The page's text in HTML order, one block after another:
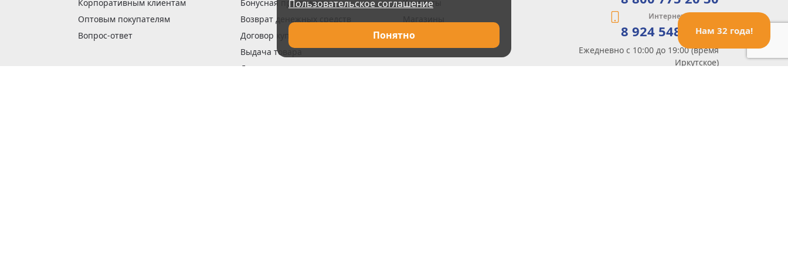
Нам 32 года!
Пользовательское соглашение
Понятно
Корпоративным клиентам
Оптовым покупателям
Вопрос-ответ
Бонусная программа
Возврат денежных средств
Договор купли-продажи
Выдача товара
Доставка заказов
Контакты
Вакансии
Интернет-магазин
8 924 548 85 07
Ежедневно с 10:00 до 19:00 (время
Иркутское)